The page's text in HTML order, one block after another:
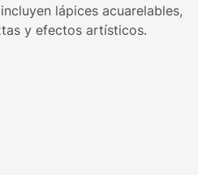
lápices acuarelables,
y efectos artísticos.